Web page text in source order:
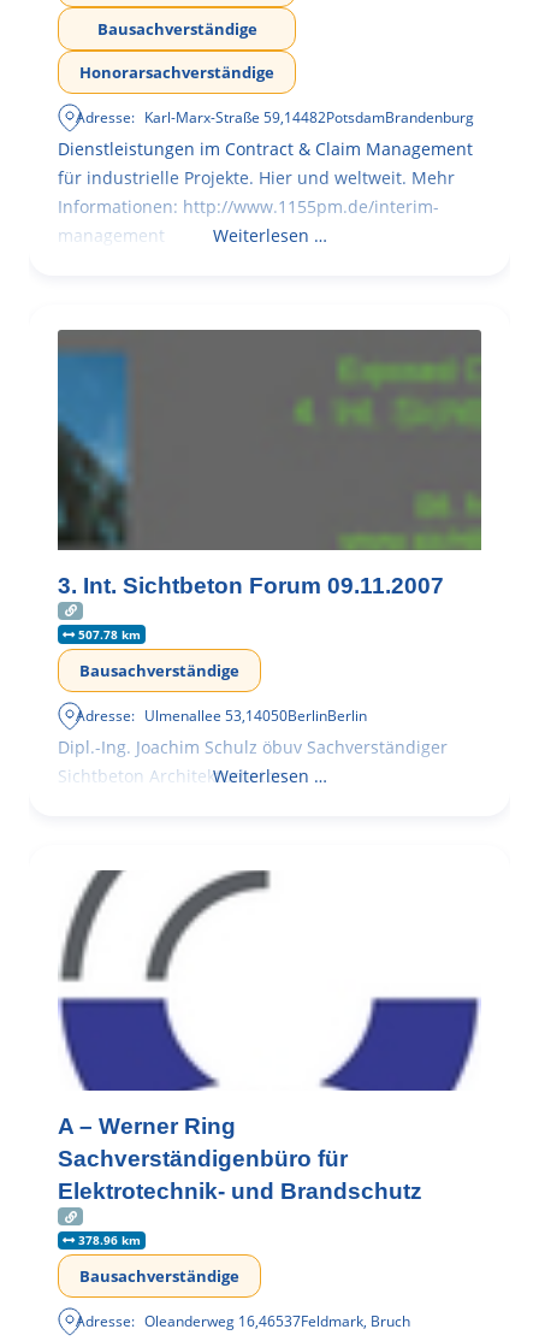
Bausachverständige
Honorarsachverständige
Adresse: Karl-Marx-Straße 59,14482PotsdamBrandenburg
Dienstleistungen im Contract & Claim Management
für industrielle Projekte. Hier und weltweit. Mehr
Informationen: http://www.1155pm.de/interim-
management
Weiterlesen …
3. Int. Sichtbeton Forum 09.11.2007
507.78 km
Bausachverständige
Adresse: Ulmenallee 53,14050BerlinBerlin
Dipl.-Ing. Joachim Schulz öbuv Sachverständiger
Sichtbeton Architekturbeton
Weiterlesen …
A – Werner Ring
Sachverständigenbüro für
Elektrotechnik- und Brandschutz
378.96 km
Bausachverständige
Adresse: Oleanderweg 16,46537Feldmark, Bruch